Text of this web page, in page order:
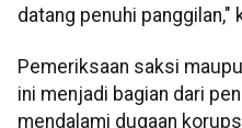
datang penuhi panggilan,"
Pemeriksaan saksi
ini menjadi bagian dari
mendalami dugaan